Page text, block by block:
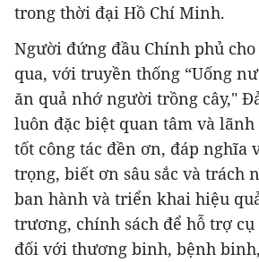
trong thời đại Hồ Chí Minh.
Người đứng đầu Chính phủ
qua, với truyền thống “Uống
ăn quả nhớ người trồng cây,"
luôn đặc biệt quan tâm và
tốt công tác đền ơn, đáp nghĩa
trọng, biết ơn sâu sắc và trách
ban hành và triển khai hiệu
trương, chính sách để hỗ trợ
đối với thương binh, bệnh